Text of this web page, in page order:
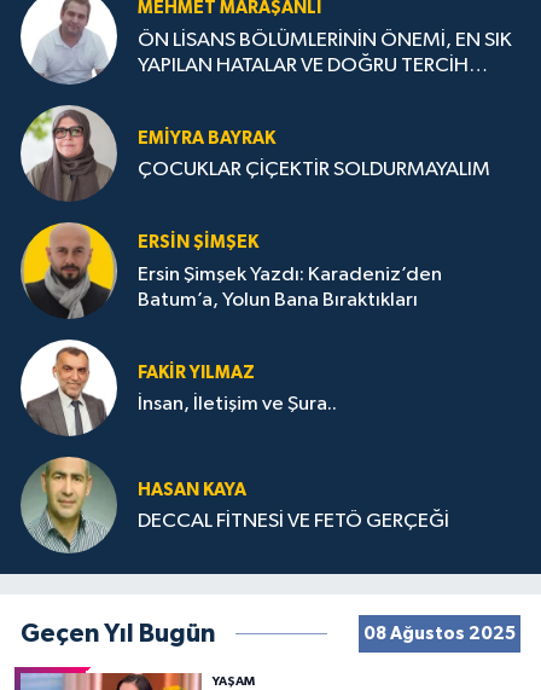
MEHMET MARAŞANLI
ÖN LİSANS BÖLÜMLERİNİN ÖNEMİ, EN SIK
YAPILAN HATALAR VE DOĞRU TERCİH
EMIYRA BAYRAK
ÇOCUKLAR ÇİÇEKTİR SOLDURMAYALIM
ERSIN ŞIMŞEK
Ersin Şimşek Yazdı: Karadeniz’den
Batum’a, Yolun Bana Bıraktıkları
FAKIR YILMAZ
İnsan, İletişim ve Şura..
HASAN KAYA
DECCAL FİTNESİ VE FETÖ GERÇEĞİ
Geçen Yıl Bugün 08 Ağustos 2025
YAŞAM